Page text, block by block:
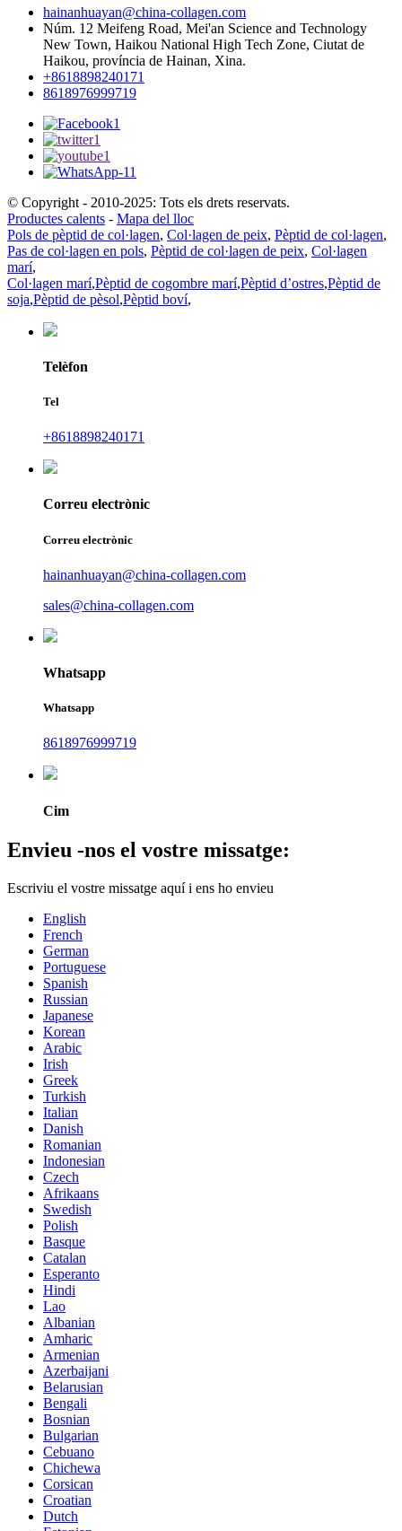
hainanhuayan@china-collagen.com
Núm. 12 Meifeng Road, Mei'an Science and Technology
New Town, Haikou National High Tech Zone, Ciutat de
Haikou, província de Hainan, Xina.
+8618898240171
8618976999719
© Copyright - 2010-2025: Tots els drets reservats.
Productes calents - Mapa del lloc
Pols de pèptid de col·lagen, Col·lagen de peix, Pèptid de col·lagen,
Pas de col·lagen en pols, Pèptid de col·lagen de peix, Col·lagen
marí,
Col·lagen marí,Pèptid de cogombre marí,Pèptid d’ostres,Pèptid de
soja,Pèptid de pèsol,Pèptid boví,
Telèfon
Tel
+8618898240171
Correu electrònic
Correu electrònic
hainanhuayan@china-collagen.com
sales@china-collagen.com
Whatsapp
Whatsapp
8618976999719
Cim
Envieu -nos el vostre missatge:
Escriviu el vostre missatge aquí i ens ho envieu
English
French
German
Portuguese
Spanish
Russian
Japanese
Korean
Arabic
Irish
Greek
Turkish
Italian
Danish
Romanian
Indonesian
Czech
Afrikaans
Swedish
Polish
Basque
Catalan
Esperanto
Hindi
Lao
Albanian
Amharic
Armenian
Azerbaijani
Belarusian
Bengali
Bosnian
Bulgarian
Cebuano
Chichewa
Corsican
Croatian
Dutch